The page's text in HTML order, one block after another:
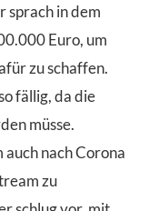
sprach in dem
Euro, um
zu schaffen.
fällig, da die
müsse.
nach Corona
zu